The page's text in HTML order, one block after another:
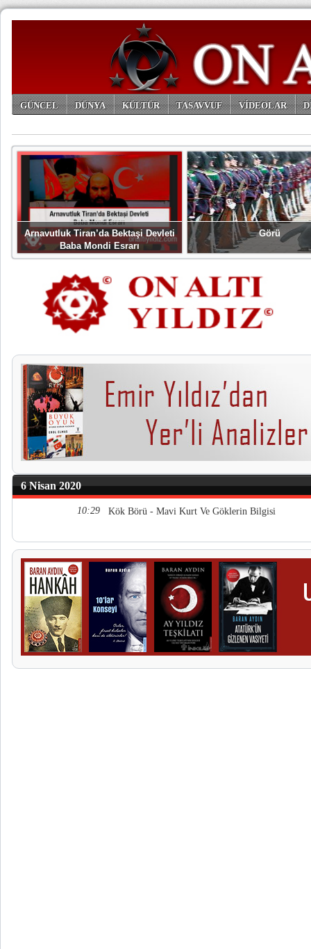
GÜNCEL DÜNYA KÜLTÜR TASAVVUF VİDEOLAR
Arnavutluk Tiran’da Bektaşi Devleti
Baba Mondi Esrarı
Görü
6 Nisan 2020
10:29 Kök Börü - Mavi Kurt Ve Göklerin Bilgisi